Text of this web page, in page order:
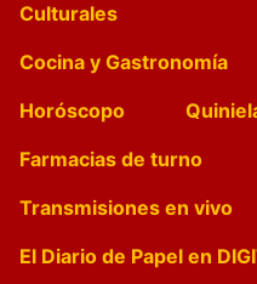
Culturales
Cocina y Gastronomía
Horóscopo
Farmacias de turno
Transmisiones en vivo
El Diario de Papel en